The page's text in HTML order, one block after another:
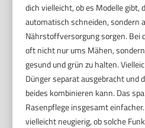
dich vielleicht, ob es Modelle gibt,
automatisch schneiden, sondern
Nährstoffversorgung sorgen. Bei
oft nicht nur ums Mähen,
gesund und grün zu halten.
Dünger separat ausgebracht und
beides kombinieren kann. Das
Rasenpflege insgesamt
vielleicht neugierig, ob solche